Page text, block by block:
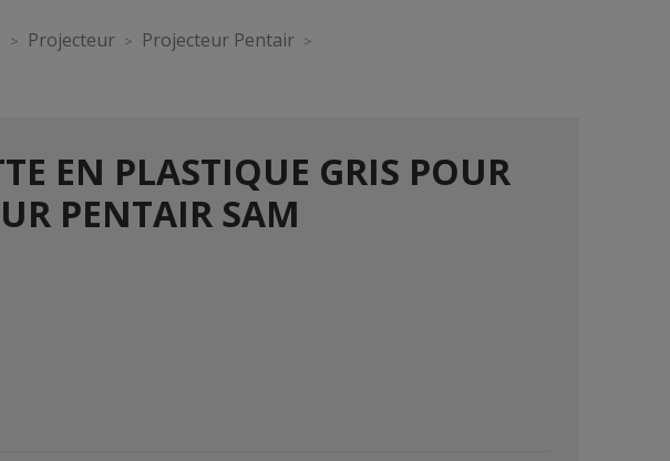
Projecteur
Projecteur Pentair
EN PLASTIQUE GRIS POUR
PENTAIR SAM